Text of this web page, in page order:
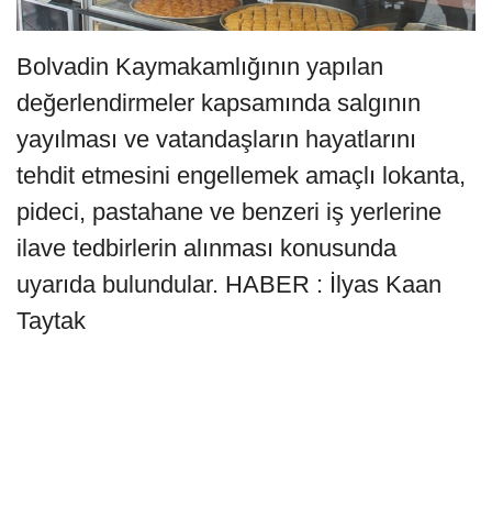
Bolvadin Kaymakamlığının yapılan
değerlendirmeler kapsamında salgının
yayılması ve vatandaşların hayatlarını
tehdit etmesini engellemek amaçlı lokanta,
pideci, pastahane ve benzeri iş yerlerine
ilave tedbirlerin alınması konusunda
uyarıda bulundular. HABER : İlyas Kaan
Taytak